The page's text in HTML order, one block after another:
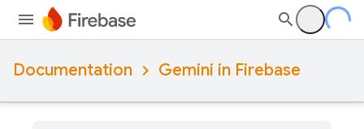
Documentation Gemini in Firebase